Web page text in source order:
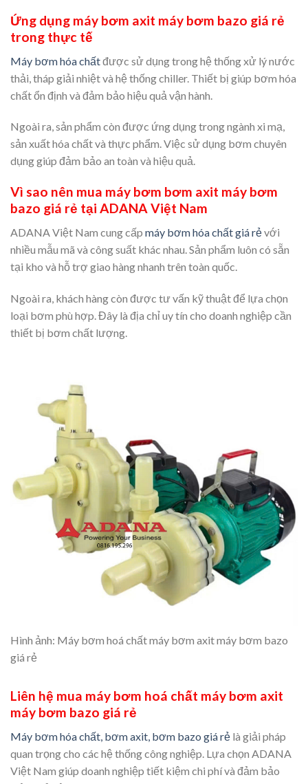
Ứng dụng máy bơm axit máy bơm bazo giá rẻ
trong thực tế
Máy bơm hóa chấtđược sử dụng trong hệ thống xử lý nước
thải, tháp giải nhiệt và hệ thống chiller. Thiết bị giúp bơm hóa
chất ổn định và đảm bảo hiệu quả vận hành.
Ngoài ra, sản phẩm còn được ứng dụng trong ngành xi mạ,
sản xuất hóa chất và thực phẩm. Việc sử dụng bơm chuyên
dụng giúp đảm bảo an toàn và hiệu quả.
Vì sao nên mua máy bơm bơm axit máy bơm
bazo giá rẻ tại ADANA Việt Nam
ADANA Việt Nam cung cấp máy bơm hóa chất giá rẻvới
nhiều mẫu mã và công suất khác nhau. Sản phẩm luôn có sẵn
tại kho và hỗ trợ giao hàng nhanh trên toàn quốc.
Ngoài ra, khách hàng còn được tư vấn kỹ thuật để lựa chọn
loại bơm phù hợp. Đây là địa chỉ uy tín cho doanh nghiệp cần
thiết bị bơm chất lượng.
Hình ảnh: Máy bơm hoá chất máy bơm axit máy bơm bazo
giá rẻ
Liên hệ mua máy bơm hoá chất máy bơm axit
máy bơm bazo giá rẻ
Máy bơm hóa chất, bơm axit, bơm bazo giá rẻ là giải pháp
quan trọng cho các hệ thống công nghiệp. Lựa chọn ADANA
Việt Nam giúp doanh nghiệp tiết kiệm chi phí và đảm bảo